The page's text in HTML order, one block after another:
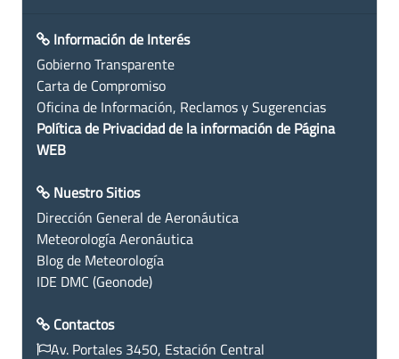
Información de Interés
Gobierno Transparente
Carta de Compromiso
Oficina de Información, Reclamos y Sugerencias
Política de Privacidad de la información de Página
WEB
Nuestro Sitios
Dirección General de Aeronáutica
Meteorología Aeronáutica
Blog de Meteorología
IDE DMC (Geonode)
Contactos
Av. Portales 3450, Estación Central